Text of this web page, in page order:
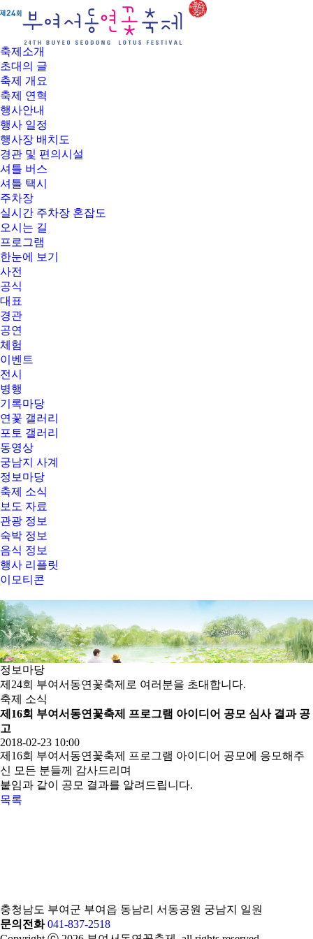
축제소개
초대의 글
축제 개요
축제 연혁
행사안내
행사 일정
행사장 배치도
경관 및 편의시설
셔틀 버스
셔틀 택시
주차장
실시간 주차장 혼잡도
오시는 길
프로그램
한눈에 보기
사전
공식
대표
경관
공연
체험
이벤트
전시
병행
기록마당
연꽃 갤러리
포토 갤러리
동영상
궁남지 사계
정보마당
축제 소식
보도 자료
관광 정보
숙박 정보
음식 정보
행사 리플릿
이모티콘
정보 마당
제24회 부여서동연꽃축제로 여러분을 초대합니다.
축제 소식
제16회 부여서동연꽃축제 프로그램 아이디어 공모 심사 결과 공
고
2018-02-23 10:00
제16회 부여서동연꽃축제 프로그램 아이디어 공모에 응모해주
신 모든 분들께 감사드리며
붙임과 같이 공모 결과를 알려드립니다.
목록
충청남도 부여군 부여읍 동남리 서동공원 궁남지 일원
문의전화 041-837-2518